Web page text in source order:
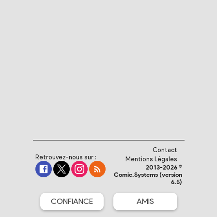
Retrouvez-nous sur :
Contact
Mentions Légales
2013-2026 ©
Comic.Systems (version
6.5)
CONFIANCE AMIS